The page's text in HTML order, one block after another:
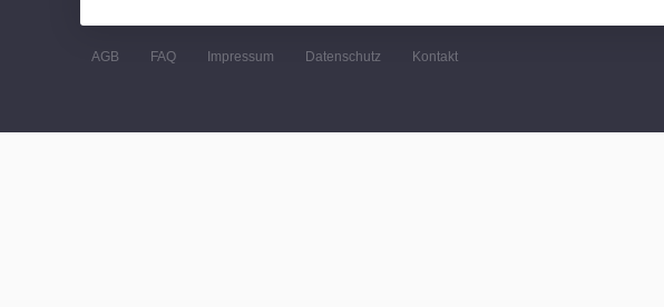
AGB FAQ Impressum Datenschutz Kontakt